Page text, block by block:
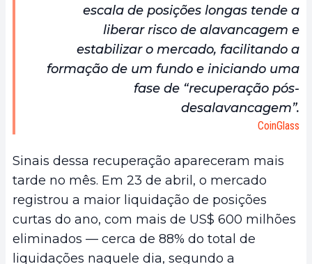
escala de posições longas tende a
liberar risco de alavancagem e
estabilizar o mercado, facilitando a
formação de um fundo e iniciando uma
fase de “recuperação pós-
desalavancagem”.
CoinGlass
Sinais dessa recuperação apareceram mais
tarde no mês. Em 23 de abril, o mercado
registrou a maior liquidação de posições
curtas do ano, com mais de US$ 600 milhões
eliminados — cerca de 88% do total de
liquidações naquele dia, segundo a